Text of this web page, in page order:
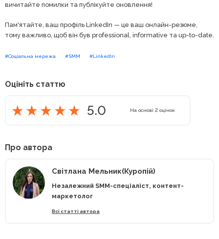
вичитайте помилки та публікуйте оновлення!
Пам'ятайте, ваш профіль LinkedIn — це ваш онлайн-резюме,
тому важливо, щоб він був professional, informative та up-to-date.
#Соціальна мережа #SMM #LinkedIn
Оцініть статтю
5.0 На основі 2 оцінок
Про автора
Світлана Мельник(Куропій)
Незалежний SMM-спеціаліст, контент-
маркетолог
Всі статті автора